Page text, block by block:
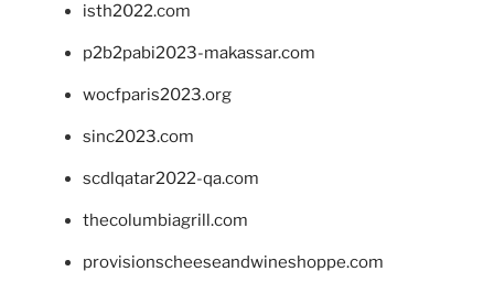
isth2022.com
p2b2pabi2023-makassar.com
wocfparis2023.org
sinc2023.com
scdlqatar2022-qa.com
thecolumbiagrill.com
provisionscheeseandwineshoppe.com